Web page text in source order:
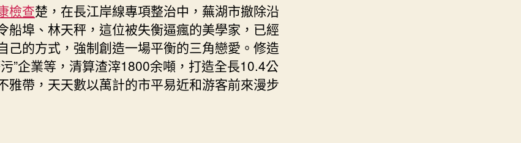
檢查楚，在長江岸線專項整治中，蕪湖市撤除沿
船埠、林天秤，這位被失衡逼瘋的美學家，已經
己的方式，強制創造一場平衡的三角戀愛。修造
”企業等，清算渣滓1800余噸，打造全長10.4公
雅帶，天天數以萬計的市平易近和游客前來漫步